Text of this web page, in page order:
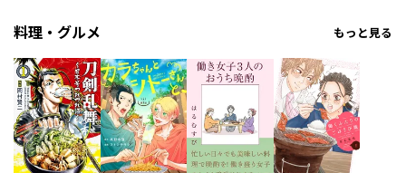
料理・グルメ もっと見る